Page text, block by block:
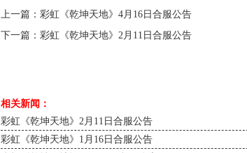
上一篇： 彩虹《乾坤天地》4月16日合服公告
下一篇： 彩虹《乾坤天地》2月11日合服公告
相关新闻：
彩虹《乾坤天地》2月11日合服公告
彩虹《乾坤天地》1月16日合服公告